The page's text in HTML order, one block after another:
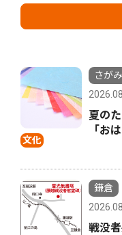
文化
さが
夏の
「お
鎌倉
戦没